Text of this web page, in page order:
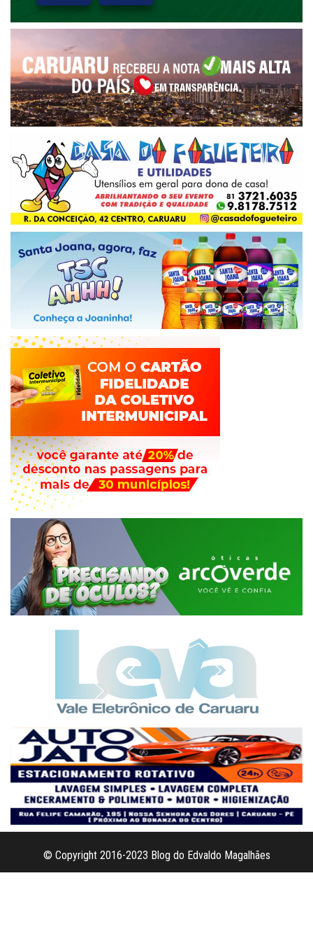
© Copyright 2016-2023 Blog do Edvaldo Magalhães